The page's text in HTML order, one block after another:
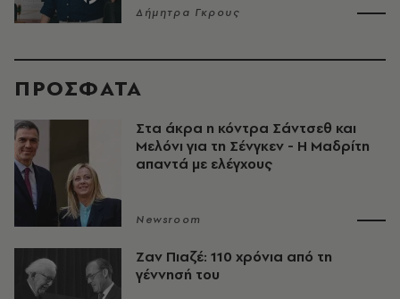
Δήμητρα Γκρους
ΠΡΟΣΦΑΤΑ
Στα άκρα η κόντρα Σάντσεθ και
Μελόνι για τη Σένγκεν - Η Μαδρίτη
απαντά με ελέγχους
Newsroom
Ζαν Πιαζέ: 110 χρόνια από τη
γέννησή του